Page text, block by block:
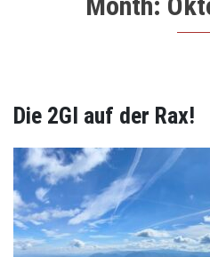
Die 2GI auf der Rax!